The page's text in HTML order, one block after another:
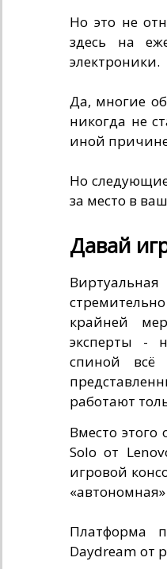
Но это не
здесь на
электроники.
Да, многие
никогда не
иной
Но
за место в
Давай
крайней
эксперты -
спиной
работают
Вместо
Solo от
игровой
Платформа
Daydream от